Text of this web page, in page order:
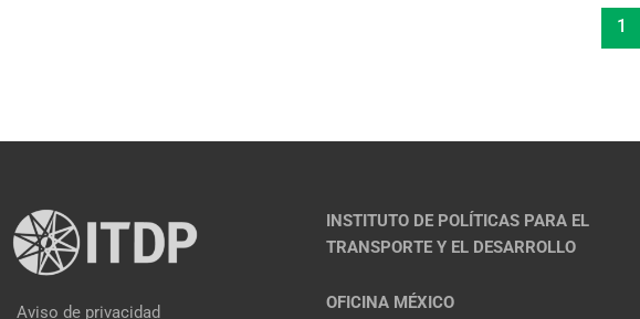
1
Aviso de privacidad
INSTITUTO DE POLÍTICAS PARA EL
TRANSPORTE Y EL DESARROLLO
OFICINA MÉXICO